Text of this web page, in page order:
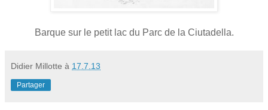
Barque sur le petit lac du Parc de la Ciutadella.
Didier Millotte à 17.7.13
Partager